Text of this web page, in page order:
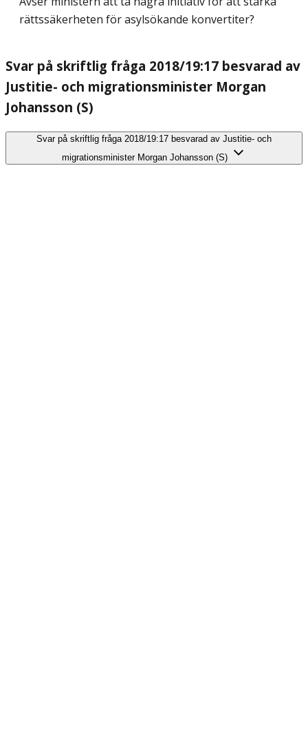
rättssäkerheten för asylsökande konvertiter?
Svar på skriftlig fråga 2018/19:17 besvarad av
Justitie- och migrationsminister Morgan
Johansson (S)
Svar på skriftlig fråga 2018/19:17 besvarad av Justitie- och
migrationsminister Morgan Johansson (S)